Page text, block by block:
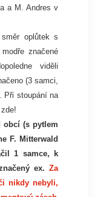
a M. Andres v
oplůtek s
značené
viděli
(3 samci,
Při stoupání na
obcí (s pytlem
F. Mitterwald
1 samce, k
ex.Za
nikdy nebyli,